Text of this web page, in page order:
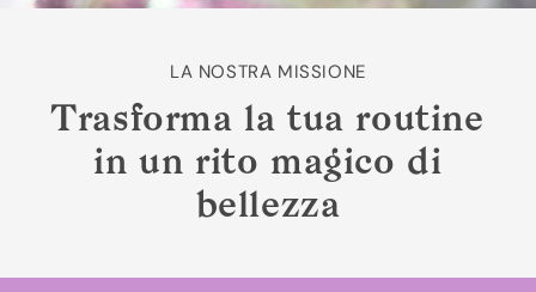
LA NOSTRA MISSIONE
Trasforma la tua routine
in un rito magico di
bellezza